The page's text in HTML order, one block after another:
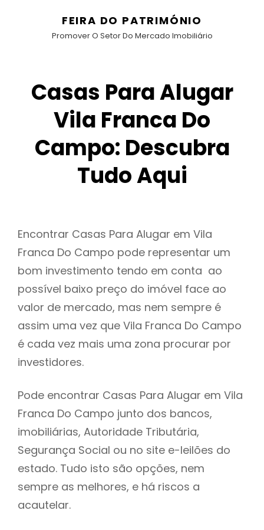
FEIRA DO PATRIMÓNIO
Promover O Setor Do Mercado Imobiliário
Casas Para Alugar
Vila Franca Do
Campo: Descubra
Tudo Aqui
Encontrar Casas Para Alugar em Vila
Franca Do Campo pode representar um
bom investimento tendo em conta ao
possível baixo preço do imóvel face ao
valor de mercado, mas nem sempre é
assim uma vez que Vila Franca Do Campo
é cada vez mais uma zona procurar por
investidores.
Pode encontrar Casas Para Alugar em Vila
Franca Do Campo junto dos bancos,
imobiliárias, Autoridade Tributária,
Segurança Social ou no site e-leilões do
estado. Tudo isto são opções, nem
sempre as melhores, e há riscos a
acautelar.